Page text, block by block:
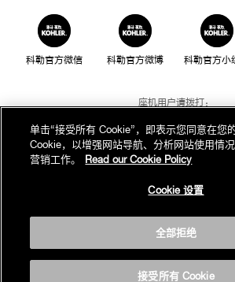
科勒官方微信 科勒官方微博 科勒官方小
座机用户请拨打：
800-820-
手机用户请拨打：
400-820-2628
我们的电话服务时间为：
版权为科勒(中国)投资有限公司所
沪ICP备05026969号-1
单击“接受所有 Cookie”，即表示您同意在您
Cookie，以增强网站导航、分析网站使用情
营销工作。
Read our Cookie Policy
Cookie 设置
全部拒绝
接受所有 Cookie